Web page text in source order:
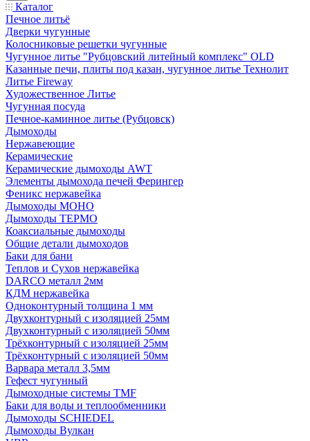
Каталог
Печное литьё
Дверки чугунные
Колосниковые решетки чугунные
Чугунное литье "Рубцовский литейный комплекс" OLD
Казанные печи, плиты под казан, чугунное литье Технолит
Литье Fireway
Художественное Литье
Чугунная посуда
Печное-каминное литье (Рубцовск)
Дымоходы
Нержавеющие
Керамические
Керамические дымоходы AWT
Элементы дымохода печей Ферингер
Феникс нержавейка
Дымоходы МОНО
Дымоходы ТЕРМО
Коаксиальные дымоходы
Общие детали дымоходов
Баки для бани
Теплов и Сухов нержавейка
DARCO металл 2мм
КДМ нержавейка
Одноконтурный толщина 1 мм
Двухконтурный с изоляцией 25мм
Двухконтурный с изоляцией 50мм
Трёхконтурный с изоляцией 25мм
Трёхконтурный с изоляцией 50мм
Варвара металл 3,5мм
Гефест чугунный
Дымоходные системы TMF
Баки для воды и теплообменники
Дымоходы SCHIEDEL
Дымоходы Вулкан